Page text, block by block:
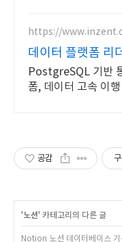
https://
데이터 플랫폼 리
기능 통합 제공
PostgreSQL 기반
폼, 데이터 고속 이
공감
'노션' 카테고리의 다른 글
Notion 노션 데이터베이스 기